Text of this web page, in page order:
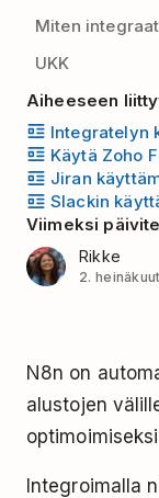
Miten
UKK
Aiheeseen
Integratelyn
Käytä Zoho
Jiran
Slackin
Viimeksi
Rikke
2.
N8n on
alustojen
Integroimalla